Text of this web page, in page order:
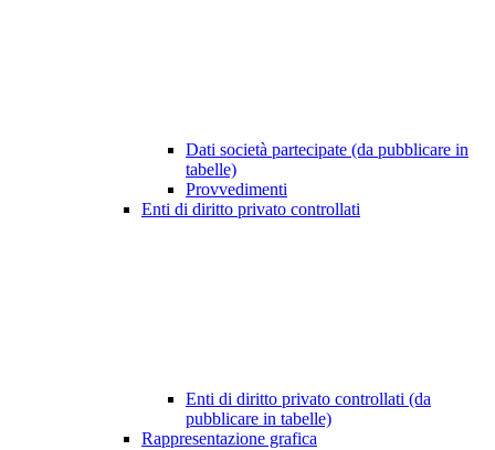
Dati società partecipate (da pubblicare in
tabelle)
Provvedimenti
Enti di diritto privato controllati
Enti di diritto privato controllati (da
pubblicare in tabelle)
Rappresentazione grafica